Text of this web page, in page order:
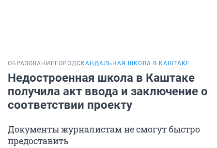
ОБРАЗОВАНИЕ ГОРОДСКАНДАЛЬНАЯ ШКОЛА В КАШТАКЕ
Недостроенная школа в Каштаке
получила акт ввода и заключение о
соответствии проекту
Документы журналистам не смогут быстро
предоставить